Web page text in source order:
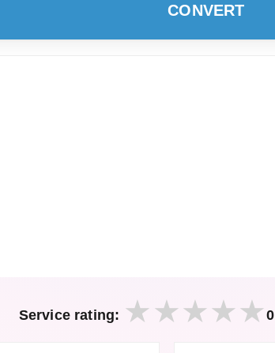
CONVERT
Service rating: 0